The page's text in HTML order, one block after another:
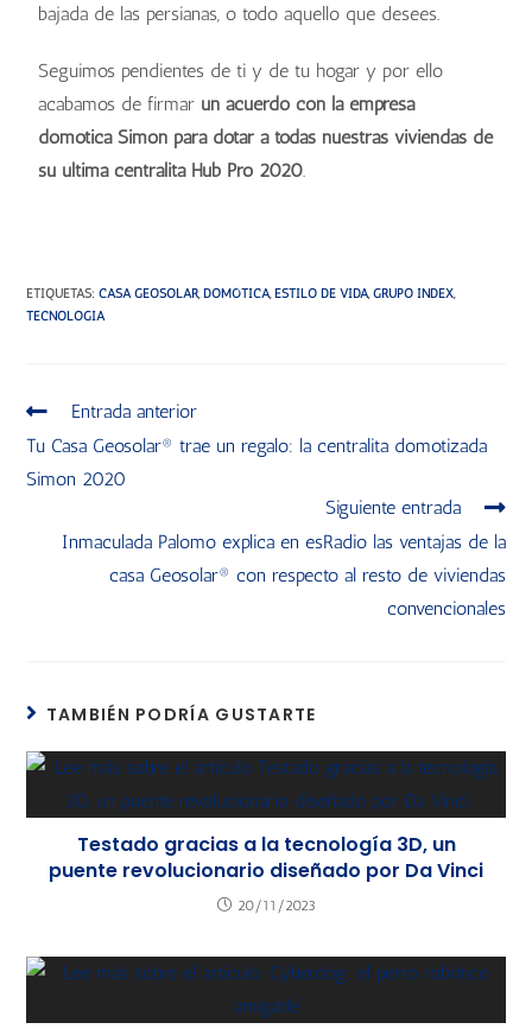
bajada de las persianas, o todo aquello que desees.
Seguimos pendientes de ti y de tu hogar y por ello
acabamos de firmar un acuerdo con la empresa
domótica Simon para dotar a todas nuestras viviendas de
su última centralita Hub Pro 2020.
ETIQUETAS:CASA GEOSOLAR, DOMÓTICA, ESTILO DE VIDA, GRUPO INDEX,
TECNOLOGÍA
Entrada anterior
Tu Casa Geosolar® trae un regalo: la centralita domotizada
Simon 2020
Siguiente entrada
Inmaculada Palomo explica en esRadio las ventajas de la
casa Geosolar® con respecto al resto de viviendas
convencionales
TAMBIÉN PODRÍA GUSTARTE
Testado gracias a la tecnología 3D, un
puente revolucionario diseñado por Da Vinci
20/11/2023